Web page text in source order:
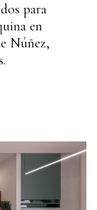
para
en
Núñez,